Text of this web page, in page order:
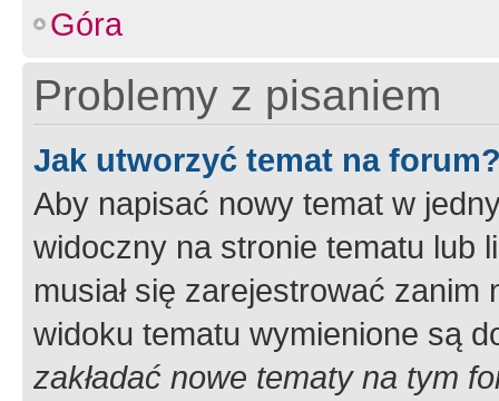
Góra
Problemy z pisaniem
Jak utworzyć temat na
Aby napisać nowy temat w
widoczny na stronie tematu lub
musiał się zarejestrować
widoku tematu wymienione są
zakładać nowe tematy na tym